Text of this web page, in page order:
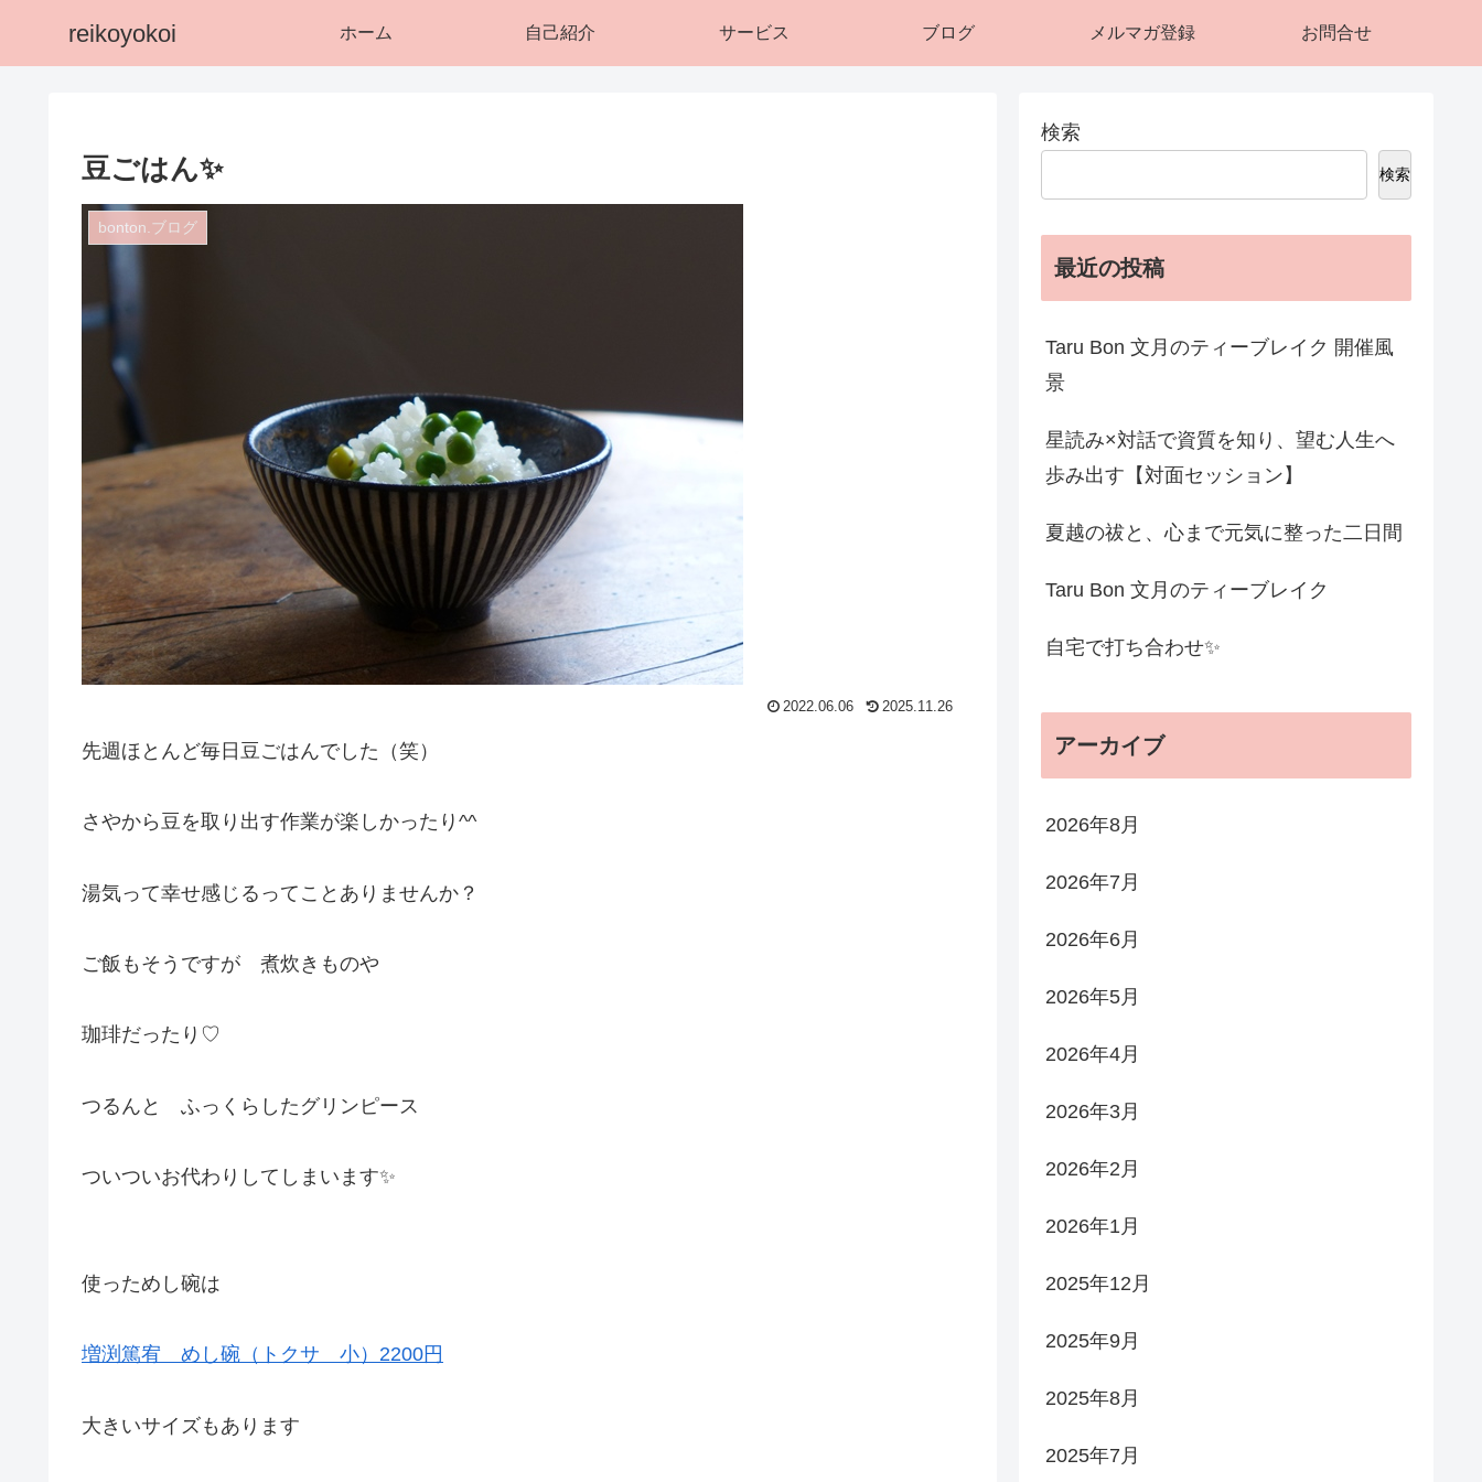
reikoyokoi ホーム 自己紹介 サービス ブログ メルマガ登録 お問合せ
豆ごはん✨
bonton.ブログ
2022.06.06 2025.11.26
先週ほとんど毎日豆ごはんでした（笑）
さやから豆を取り出す作業が楽しかったり^^
湯気って幸せ感じるってことありませんか？
ご飯もそうですが 煮炊きものや
珈琲だったり♡
つるんと ふっくらしたグリンピース
ついついお代わりしてしまいます✨
使っためし碗は
増渕篤宥 めし碗（トクサ 小）2200円
大きいサイズもあります
検索
検索
最近の投稿
Taru Bon 文月のティーブレイク 開催風
景
星読み×対話で資質を知り、望む人生へ
歩み出す【対面セッション】
夏越の祓と、心まで元気に整った二日間
Taru Bon 文月のティーブレイク
自宅で打ち合わせ✨
アーカイブ
2026年8月
2026年7月
2026年6月
2026年5月
2026年4月
2026年3月
2026年2月
2026年1月
2025年12月
2025年9月
2025年8月
2025年7月